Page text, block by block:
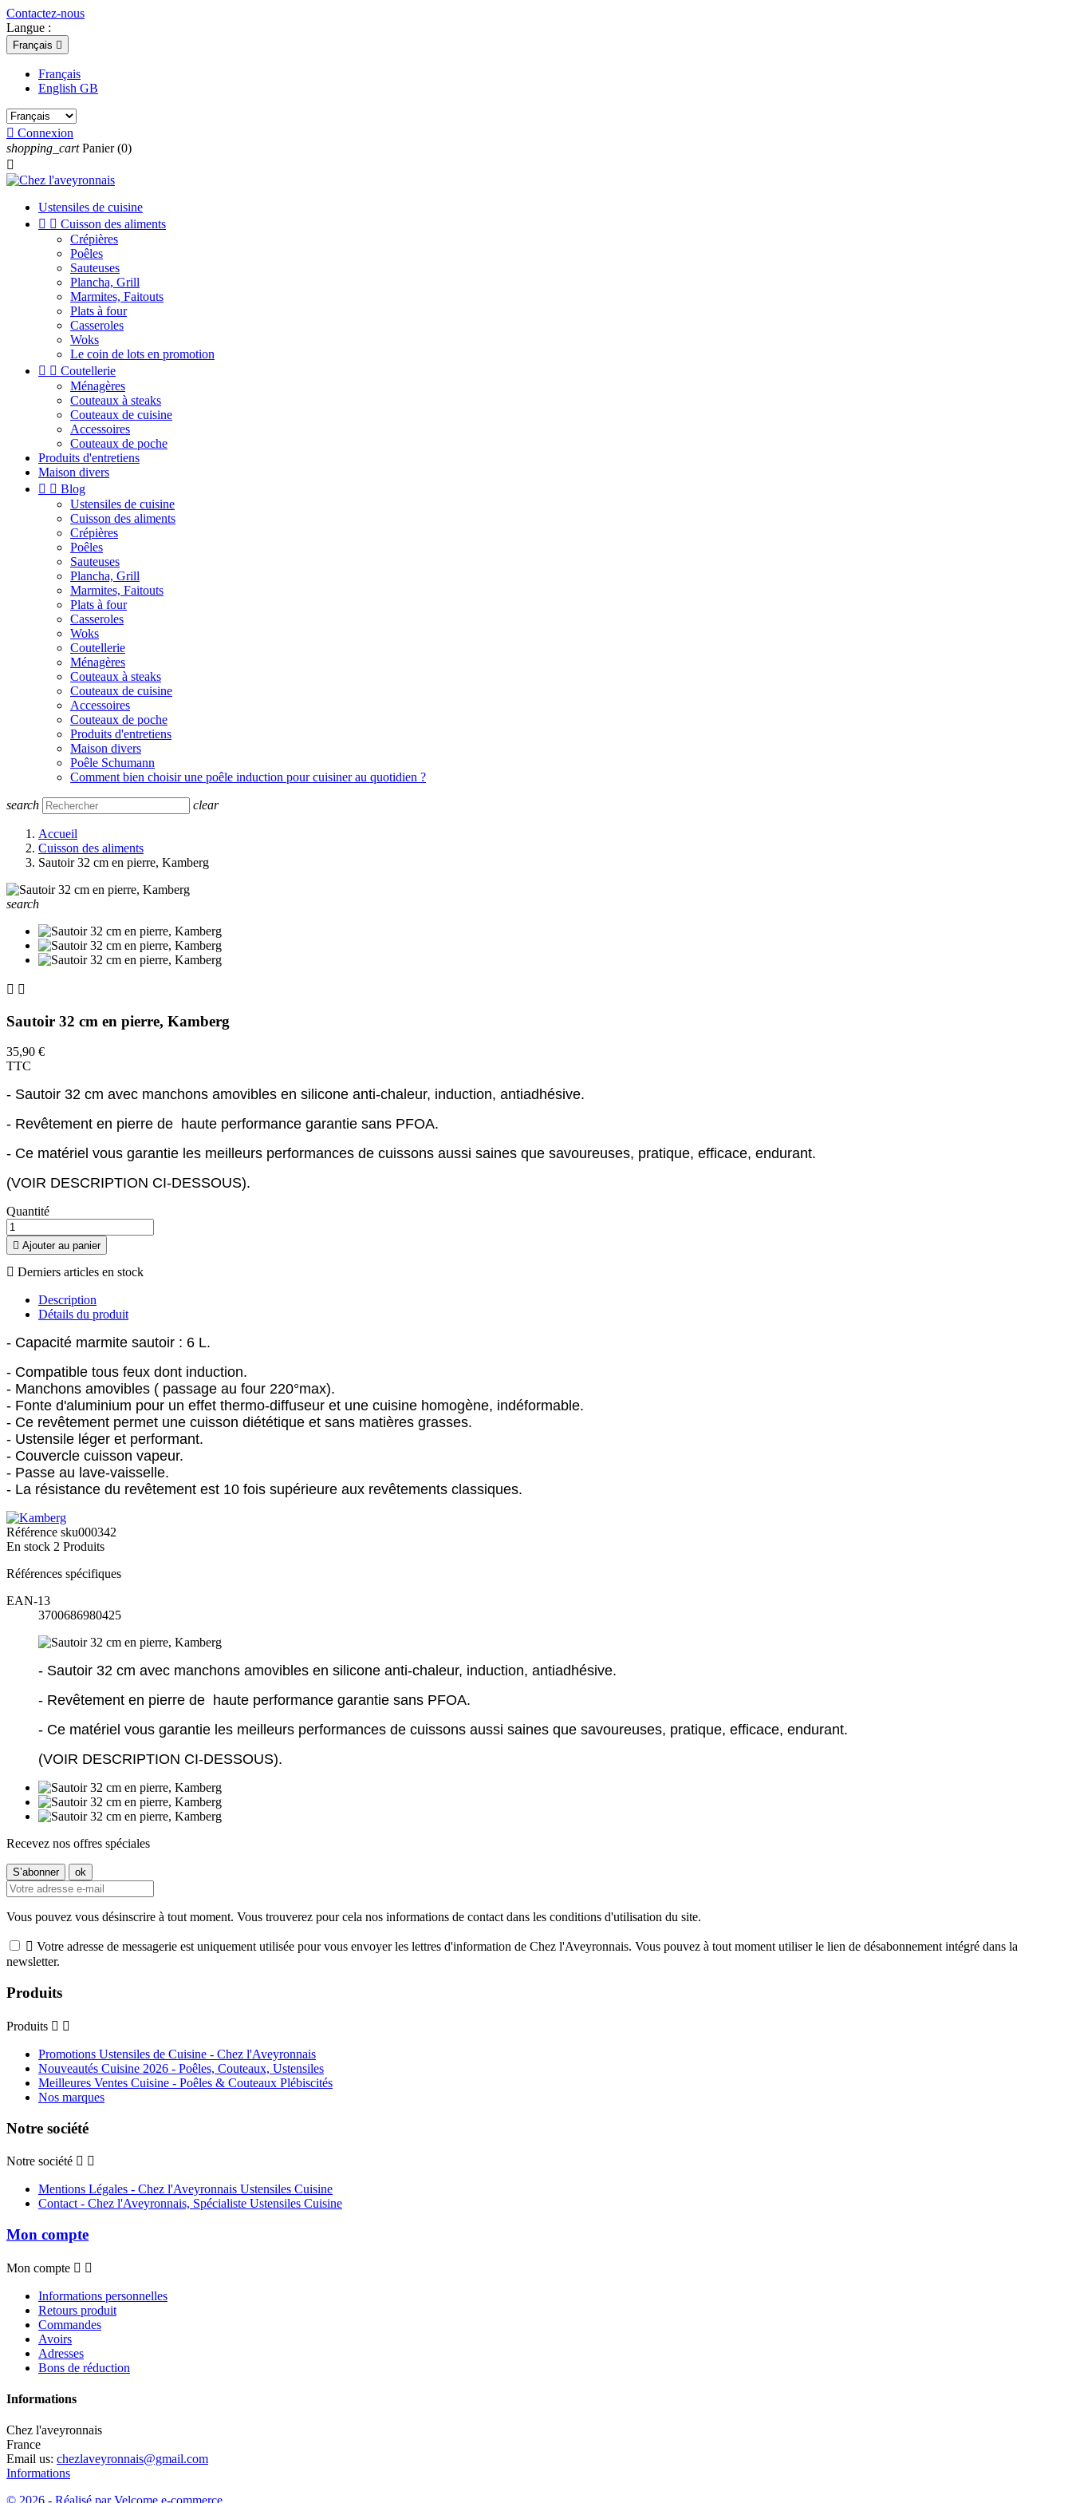
Contactez-nous
Langue :
Français 
Français
English GB
 Connexion
shopping_cart Panier (0)

Ustensiles de cuisine
  Cuisson des aliments
Crépières
Poêles
Sauteuses
Plancha, Grill
Marmites, Faitouts
Plats à four
Casseroles
Woks
Le coin de lots en promotion
  Coutellerie
Ménagères
Couteaux à steaks
Couteaux de cuisine
Accessoires
Couteaux de poche
Produits d'entretiens
Maison divers
  Blog
Ustensiles de cuisine
Cuisson des aliments
Crépières
Poêles
Sauteuses
Plancha, Grill
Marmites, Faitouts
Plats à four
Casseroles
Woks
Coutellerie
Ménagères
Couteaux à steaks
Couteaux de cuisine
Accessoires
Couteaux de poche
Produits d'entretiens
Maison divers
Poêle Schumann
Comment bien choisir une poêle induction pour cuisiner au quotidien ?
search clear
Accueil
Cuisson des aliments
Sautoir 32 cm en pierre, Kamberg
search
 
Sautoir 32 cm en pierre, Kamberg
35,90 €
TTC
- Sautoir 32 cm avec manchons amovibles en silicone anti-chaleur, induction, antiadhésive.
- Revêtement en pierre de haute performance garantie sans PFOA.
- Ce matériel vous garantie les meilleurs performances de cuissons aussi saines que savoureuses, pratique, efficace, endurant.
(VOIR DESCRIPTION CI-DESSOUS).
Quantité
 Ajouter au panier
 Derniers articles en stock
Description
Détails du produit
- Capacité marmite sautoir : 6 L.
- Compatible tous feux dont induction.
- Manchons amovibles ( passage au four 220°max).
- Fonte d'aluminium pour un effet thermo-diffuseur et une cuisine homogène, indéformable.
- Ce revêtement permet une cuisson diététique et sans matières grasses.
- Ustensile léger et performant.
- Couvercle cuisson vapeur.
- Passe au lave-vaisselle.
- La résistance du revêtement est 10 fois supérieure aux revêtements classiques.
Référence sku000342
En stock 2 Produits
Références spécifiques
EAN-13
3700686980425
- Sautoir 32 cm avec manchons amovibles en silicone anti-chaleur, induction, antiadhésive.
- Revêtement en pierre de haute performance garantie sans PFOA.
- Ce matériel vous garantie les meilleurs performances de cuissons aussi saines que savoureuses, pratique, efficace, endurant.
(VOIR DESCRIPTION CI-DESSOUS).
Recevez nos offres spéciales
Vous pouvez vous désinscrire à tout moment. Vous trouverez pour cela nos informations de contact dans les conditions d'utilisation du site.
 Votre adresse de messagerie est uniquement utilisée pour vous envoyer les lettres d'information de Chez l'Aveyronnais. Vous pouvez à tout moment utiliser le lien de désabonnement intégré dans la
newsletter.
Produits
Produits  
Promotions Ustensiles de Cuisine - Chez l'Aveyronnais
Nouveautés Cuisine 2026 - Poêles, Couteaux, Ustensiles
Meilleures Ventes Cuisine - Poêles & Couteaux Plébiscités
Nos marques
Notre société
Notre société  
Mentions Légales - Chez l'Aveyronnais Ustensiles Cuisine
Contact - Chez l'Aveyronnais, Spécialiste Ustensiles Cuisine
Mon compte
Mon compte  
Informations personnelles
Retours produit
Commandes
Avoirs
Adresses
Bons de réduction
Informations
Chez l'aveyronnais
France
Email us: chezlaveyronnais@gmail.com
Informations